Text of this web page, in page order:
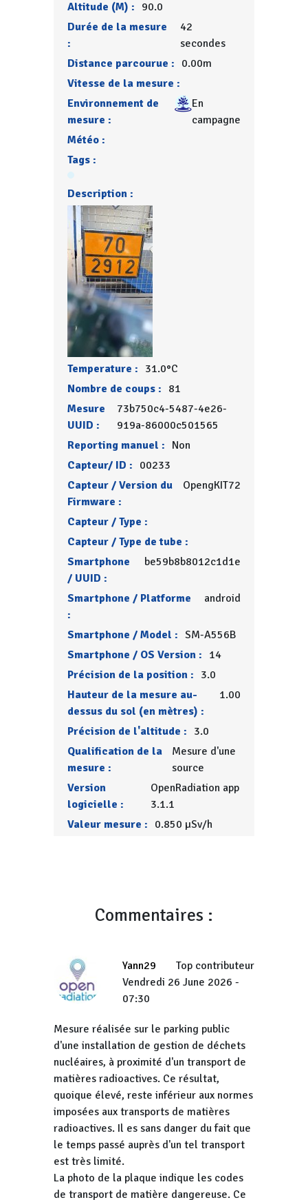
Altitude (M) : 90.0
Durée de la mesure
:
42
secondes
Distance parcourue : 0.00m
Vitesse de la mesure :
Environnement de
mesure :
En
campagne
Météo :
Tags :
Description :
Temperature : 31.0°C
Nombre de coups : 81
Mesure
UUID :
73b750c4-5487-4e26-
919a-86000c501565
Reporting manuel : Non
Capteur/ ID : 00233
Capteur / Version du
Firmware :
OpengKIT72
Capteur / Type :
Capteur / Type de tube :
Smartphone
/ UUID :
be59b8b8012c1d1e
Smartphone / Platforme
:
android
Smartphone / Model : SM-A556B
Smartphone / OS Version : 14
Précision de la position : 3.0
Hauteur de la mesure au-
dessus du sol (en mètres) :
1.00
Précision de l'altitude : 3.0
Qualification de la
mesure :
Mesure d'une
source
Version
logicielle :
OpenRadiation app
3.1.1
Valeur mesure : 0.850 µSv/h
Commentaires :
Yann29
Top contributeur
Vendredi 26 June 2026 -
07:30
Mesure réalisée sur le parking public
d'une installation de gestion de déchets
nucléaires, à proximité d'un transport de
matières radioactives. Ce résultat,
quoique élevé, reste inférieur aux normes
imposées aux transports de matières
radioactives. Il es sans danger du fait que
le temps passé auprès d'un tel transport
est très limité.
La photo de la plaque indique les codes
de transport de matière dangereuse. Ce